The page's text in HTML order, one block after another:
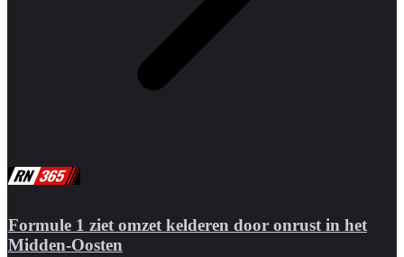
Formule 1 ziet omzet kelderen door onrust in het
Midden-Oosten